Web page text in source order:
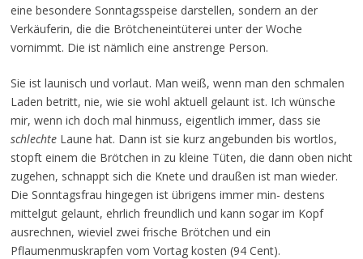
eine besondere Sonntagsspeise darstellen, sondern an der
Verkäuferin, die die Brötcheneintüterei unter der Woche
vornimmt. Die ist nämlich eine anstrenge Person.
Sie ist launisch und vorlaut. Man weiß, wenn man den schmalen
Laden betritt, nie, wie sie wohl aktuell gelaunt ist. Ich wünsche
mir, wenn ich doch mal hinmuss, eigentlich immer, dass sie
schlechteLaune hat. Dann ist sie kurz angebunden bis wortlos,
stopft einem die Brötchen in zu kleine Tüten, die dann oben nicht
zugehen, schnappt sich die Knete und draußen ist man wieder.
Die Sonntagsfrau hingegen ist übrigens immer min- destens
mittelgut gelaunt, ehrlich freundlich und kann sogar im Kopf
ausrechnen, wieviel zwei frische Brötchen und ein
Pflaumenmuskrapfen vom Vortag kosten (94 Cent).